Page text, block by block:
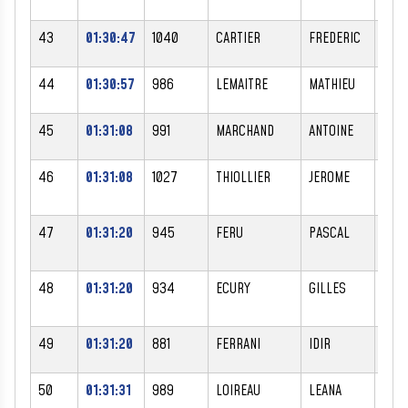
43 01:30:47 1040 CARTIER FREDERIC
44 01:30:57 986 LEMAITRE MATHIEU
45 01:31:08 991 MARCHAND ANTOINE
46 01:31:08 1027 THIOLLIER JEROME
47 01:31:20 945 FERU PASCAL
48 01:31:20 934 ECURY GILLES
49 01:31:20 881 FERRANI IDIR
50 01:31:31 989 LOIREAU LEANA